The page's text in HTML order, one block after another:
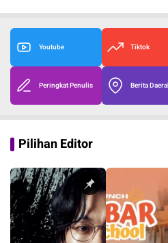
Youtube Tiktok
Peringkat Penulis Berita
Pilihan Editor